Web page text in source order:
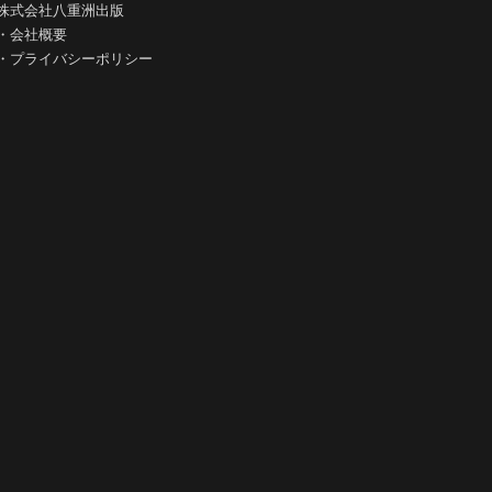
式会社八重洲出版
会社概要
プライバシーポリシー